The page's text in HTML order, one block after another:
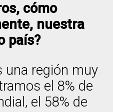
cómo
nuestra
país?
una región muy
el 8% de
el 58% de